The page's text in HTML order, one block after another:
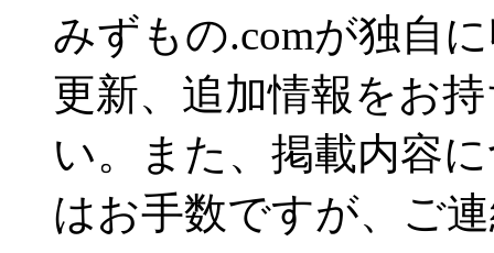
みずもの.comが独自
更新、追加情報をお
い。また、掲載内容
はお手数ですが、ご